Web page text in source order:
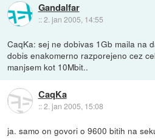
Gandalfar
::2. jan 2005, 14:55
CaqKa: sej ne dobivas 1Gb maila na
dobis enakomerno razporejeno cez
manjsem kot 10Mbit..
CaqKa
::2. jan 2005, 15:08
ja. samo on govori o 9600 bitih na